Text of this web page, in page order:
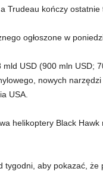
Trudeau kończy ostatnie
ogłoszone w
mld USD (900 mln USD;
nowych
USA.
helikoptery Black
tygodni, aby pokazać,